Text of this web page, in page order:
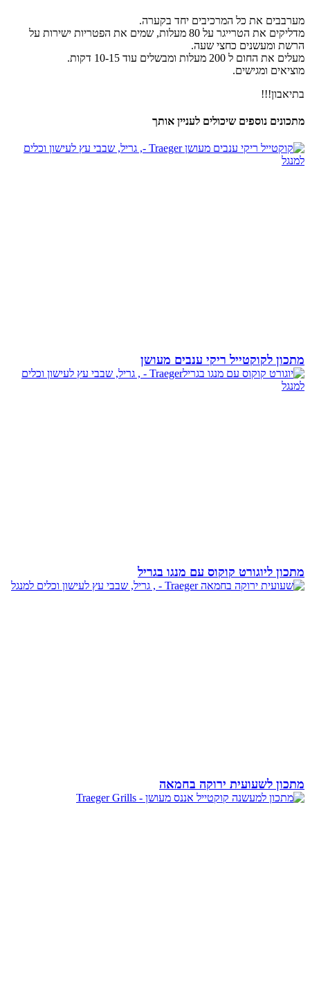
מערבבים את כל המרכיבים יחד בקערה.
מדליקים את הטרייגר על 80 מעלות, שמים את הפטריות ישירות על
הרשת ומעשנים כחצי שעה.
מעלים את החום ל 200 מעלות ומבשלים עוד 10-15 דקות.
מוציאים ומגישים.
בתיאבון!!!
מתכונים נוספים שיכולים לעניין אותך
מתכון לקוקטייל ריקי ענבים מעושן
מתכון ליוגורט קוקוס עם מנגו בגריל
מתכון לשעועית ירוקה בחמאה